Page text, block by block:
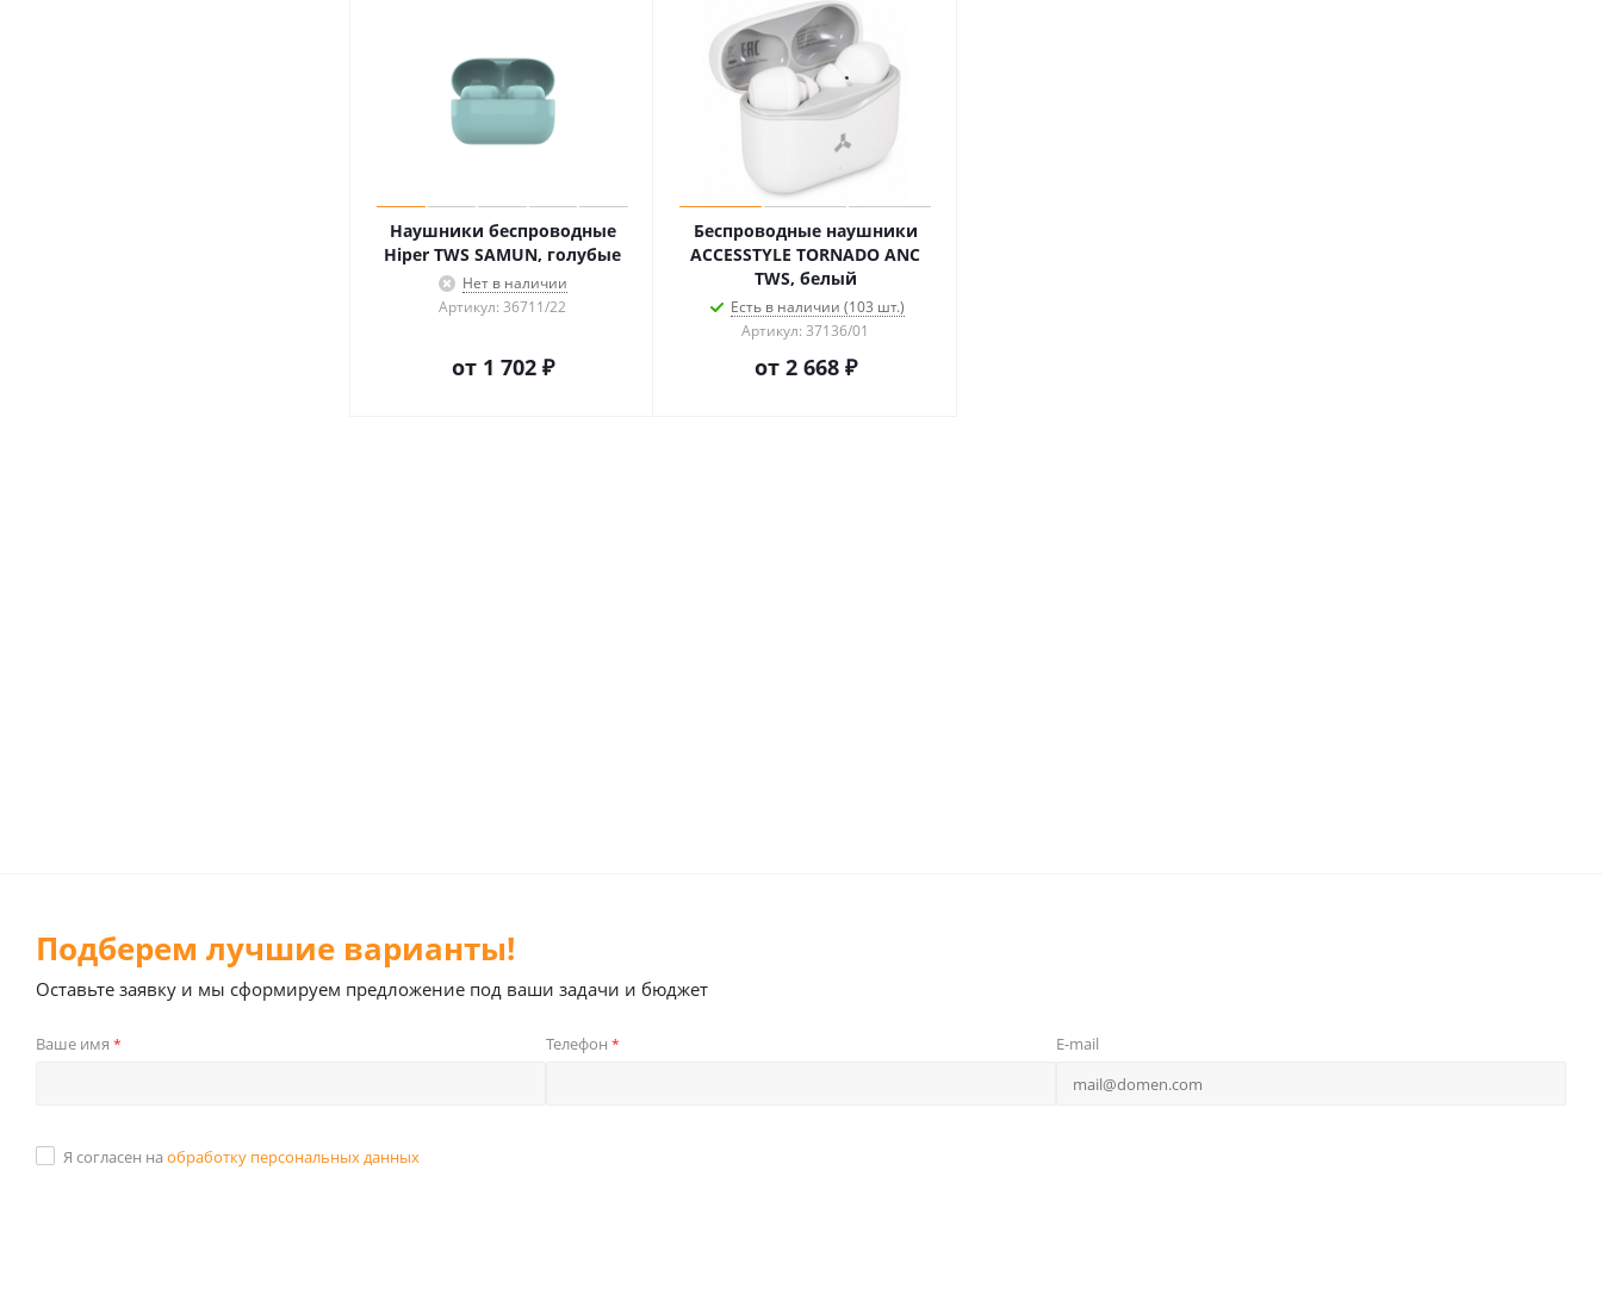
Наушники беспроводные
Hiper TWS SAMUN, голубые
Нет в наличии
Артикул: 36711/22
от 1 702 ₽
Беспроводные наушники
ACCESSTYLE TORNADO ANC
TWS, белый
Есть в наличии (103 шт.)
Артикул: 37136/01
от 2 668 ₽
Подберем лучшие варианты!
Оставьте заявку и мы сформируем предложение под ваши задачи и бюджет
Ваше имя * Телефон * E-mail
Я согласен на обработку персональных данных